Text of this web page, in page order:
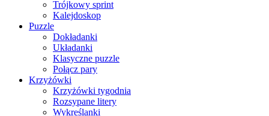
Trójkowy sprint
Kalejdoskop
Puzzle
Dokładanki
Układanki
Klasyczne puzzle
Połącz pary
Krzyżówki
Krzyżówki tygodnia
Rozsypane litery
Wykreślanki